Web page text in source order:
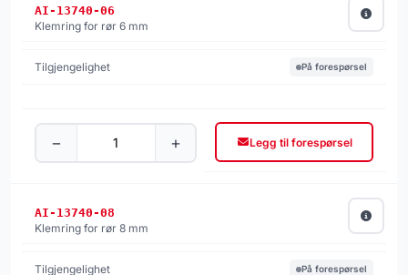
AI-13740-06
Klemring for rør 6 mm
På forespørsel
− + Legg til forespørsel
AI-13740-08
Klemring for rør 8 mm
På forespørsel